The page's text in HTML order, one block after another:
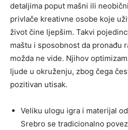
detaljima poput mašni ili
privlače kreativne osobe koje
život čine ljepšim. Takvi
maštu i sposobnost da pronađu
možda ne vide. Njihov
ljude u okruženju, zbog čega
pozitivan utisak.
Veliku ulogu igra i materijal
Srebro se tradicionalno